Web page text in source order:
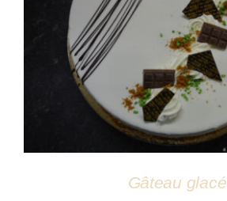
DÉTAILS
Gâteau glacé